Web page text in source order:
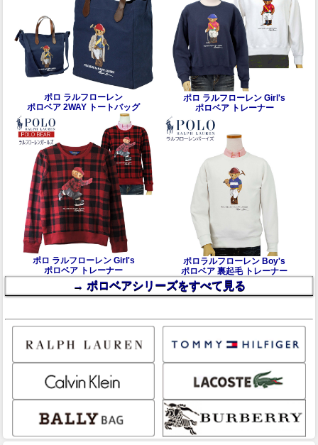
ポロ ラルフローレン
ポロベア 2WAY トートバッグ
ポロ ラルフローレン Girl's
ポロベア トレーナー
ポロ ラルフローレン Girl's
ポロベア トレーナー
ポロラルフローレン Boy's
ポロベア 裏起毛 トレーナー
→ ポロベアシリーズをすべて見る